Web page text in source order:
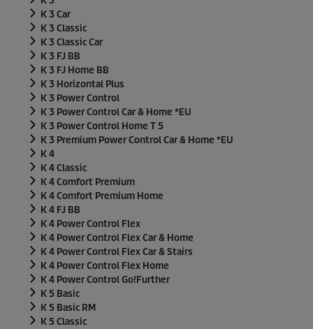
K 3 Car
K 3 Classic
K 3 Classic Car
K 3 FJ BB
K 3 FJ Home BB
K 3 Horizontal Plus
K 3 Power Control
K 3 Power Control Car & Home *EU
K 3 Power Control Home T 5
K 3 Premium Power Control Car & Home *EU
K 4
K 4 Classic
K 4 Comfort Premium
K 4 Comfort Premium Home
K 4 FJ BB
K 4 Power Control Flex
K 4 Power Control Flex Car & Home
K 4 Power Control Flex Car & Stairs
K 4 Power Control Flex Home
K 4 Power Control Go!Further
K 5 Basic
K 5 Basic RM
K 5 Classic